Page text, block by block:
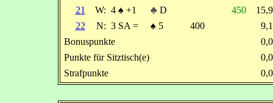
21
W: 4 ♠ +1 ♣ D 450
22
N: 3 SA = ♠ 5 400
Bonuspunkte
Punkte für Sitztisch(e)
Strafpunkte